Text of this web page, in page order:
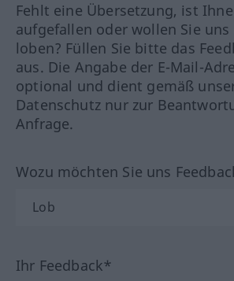
Fehlt eine Übersetzung, ist
aufgefallen oder wollen Sie
loben? Füllen Sie bitte das
aus. Die Angabe der E-Mail-
optional und dient gemäß
Datenschutz nur zur
Anfrage.
Wozu möchten Sie uns
Ihr Feedback*